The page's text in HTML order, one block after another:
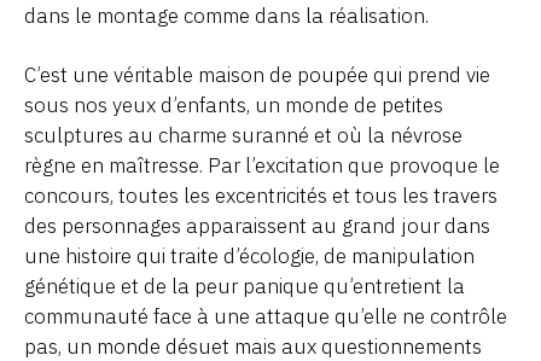
dans le montage comme dans la réalisation.
C’est une véritable maison de poupée qui prend vie
sous nos yeux d’enfants, un monde de petites
sculptures au charme suranné et où la névrose
règne en maîtresse. Par l’excitation que provoque le
concours, toutes les excentricités et tous les travers
des personnages apparaissent au grand jour dans
une histoire qui traite d’écologie, de manipulation
génétique et de la peur panique qu’entretient la
communauté face à une attaque qu’elle ne contrôle
pas, un monde désuet mais aux questionnements